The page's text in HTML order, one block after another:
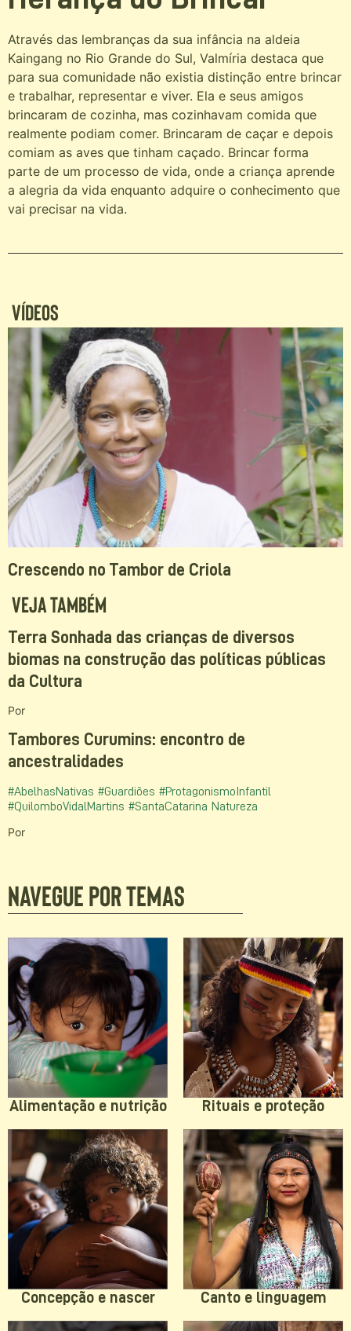
Através das lembranças da sua infância na aldeia
Kaingang no Rio Grande do Sul, Valmíria destaca que
para sua comunidade não existia distinção entre brincar
e trabalhar, representar e viver. Ela e seus amigos
brincaram de cozinha, mas cozinhavam comida que
realmente podiam comer. Brincaram de caçar e depois
comiam as aves que tinham caçado. Brincar forma
parte de um processo de vida, onde a criança aprende
a alegria da vida enquanto adquire o conhecimento que
vai precisar na vida.
Vídeos
Crescendo no Tambor de Criola
Veja Também
Terra Sonhada das crianças de diversos
biomas na construção das políticas públicas
da Cultura
Por
Tambores Curumins: encontro de
ancestralidades
#AbelhasNativas #Guardiões #ProtagonismoInfantil
#QuilomboVidalMartins #SantaCatarina Natureza
Por
Navegue por temas
Alimentação e nutrição Rituais e proteção
Concepção e nascer Canto e linguagem